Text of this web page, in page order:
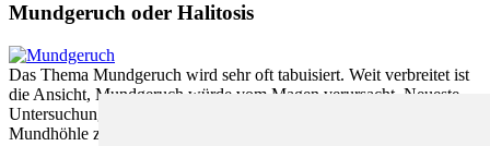
Mundgeruch oder Halitosis
Das Thema Mundgeruch wird sehr oft tabuisiert. Weit verbreitet ist
die Ansicht, Mundgeruch würde vom Magen verursacht. Neueste
Untersuchungen zeigen jedoch, dass zu fast 90% die Ursache in der
Mundhöhle zu finden ist.